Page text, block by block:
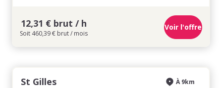
12,31 € brut / h
Soit 460,39 € brut / mois
Voir l'offre
St Gilles
À 9km